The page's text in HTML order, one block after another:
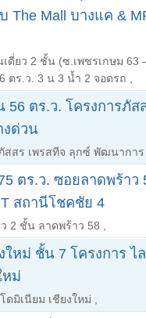
The Mall บางแค &
ดี่ยว 2 ชั้น (ซ.เพชรเกษม 63
ร.ว. 3 น 3 น้ำ 2 จอดรถ
56 ตร.ว. โครงการภัส
ด่วน
สสร เพรสทีจ ลุกซ์ พัฒนาการ
ตร.ว. ซอยลาดพร้าว
สถานีโชคชัย 4
2 ชั้น ลาดพร้าว 58
ใหม่ ชั้น 7 โครงการ ไ
หม่
ดมิเนียม เชียงใหม่